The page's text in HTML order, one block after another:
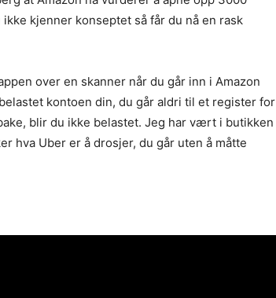
kjenner konseptet så får du nå en rask
over en skanner når du går inn i Amazon
kontoen din, du går aldri til et register for
blir du ikke belastet. Jeg har vært i butikken
hva Uber er å drosjer, du går uten å måtte